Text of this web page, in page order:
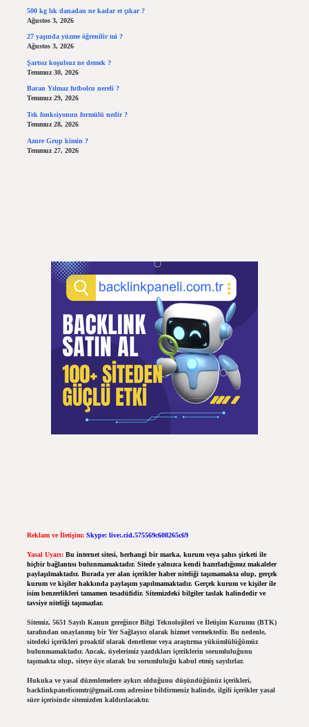
500 kg lık danadan ne kadar et çıkar ?
Ağustos 3, 2026
27 yaşında yüzme öğrenilir mi ?
Ağustos 3, 2026
Şartsız koşulsuz ne demek ?
Temmuz 30, 2026
Baran Yılmaz futbolcu nereli ?
Temmuz 29, 2026
Tek fonksiyonun formülü nedir ?
Temmuz 28, 2026
Azure Grup kimin ?
Temmuz 27, 2026
Reklam ve İletişim: Skype: live:.cid.575569c608265c69
Yasal Uyarı: Bu internet sitesi, herhangi bir marka, kurum veya şahıs şirketi ile
hiçbir bağlantısı bulunmamaktadır. Sitede yalnızca kendi hazırladığımız makaleler
paylaşılmaktadır. Burada yer alan içerikler haber niteliği taşımamakta olup, gerçek
kurum ve kişiler hakkında paylaşım yapılmamaktadır. Gerçek kurum ve kişiler ile
isim benzerlikleri tamamen tesadüfidir. Sitemizdeki bilgiler taslak halindedir ve
tavsiye niteliği taşımazlar.
Sitemiz, 5651 Sayılı Kanun gereğince Bilgi Teknolojileri ve İletişim Kurumu (BTK)
tarafından onaylanmış bir Yer Sağlayıcı olarak hizmet vermektedir. Bu nedenle,
sitedeki içerikleri proaktif olarak denetleme veya araştırma yükümlülüğümüz
bulunmamaktadır. Ancak, üyelerimiz yazdıkları içeriklerin sorumluluğunu
taşımakta olup, siteye üye olarak bu sorumluluğu kabul etmiş sayılırlar.
Hukuka ve yasal düzenlemelere aykırı olduğunu düşündüğünüz içerikleri,
backlinkpanelicomtr@gmail.comadresine bildirmeniz halinde, ilgili içerikler yasal
süre içerisinde sitemizden kaldırılacaktır.